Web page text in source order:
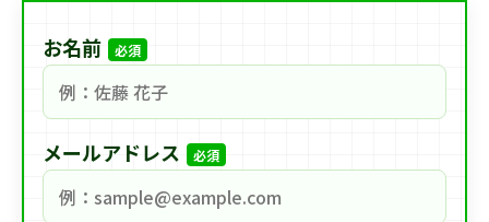
お名前 必須
メールアドレス 必須